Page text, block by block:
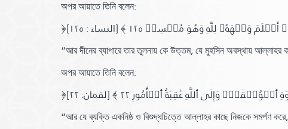
অপর আয়াতে তিনি বলেন:
وَجۡهَهُۥ لِلَّهِ وَهُوَ مُحۡسِنٞ ١٢٥ ﴾
[النساء : ١٢٥]
“আর দীনের ব্যাপারে তার তুলনায় কে উত্তম, যে মুহসিন অবস্থায় আল্লাহর
অপর আয়াতে তিনি বলেন:
وَإِلَى ٱللَّهِ عَٰقِبَةُ ٱلۡأُمُورِ ٢٢ ﴾
[لقمان: ٢٢]
“আর যে ব্যক্তি একনিষ্ঠ ও বিশুদ্ধচিত্তে আল্লাহর কাছে নিজকে সমর্পণ